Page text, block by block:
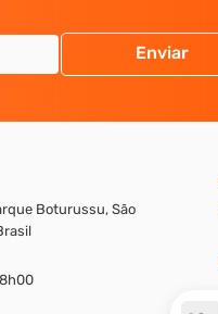
Enviar
Boturussu, São